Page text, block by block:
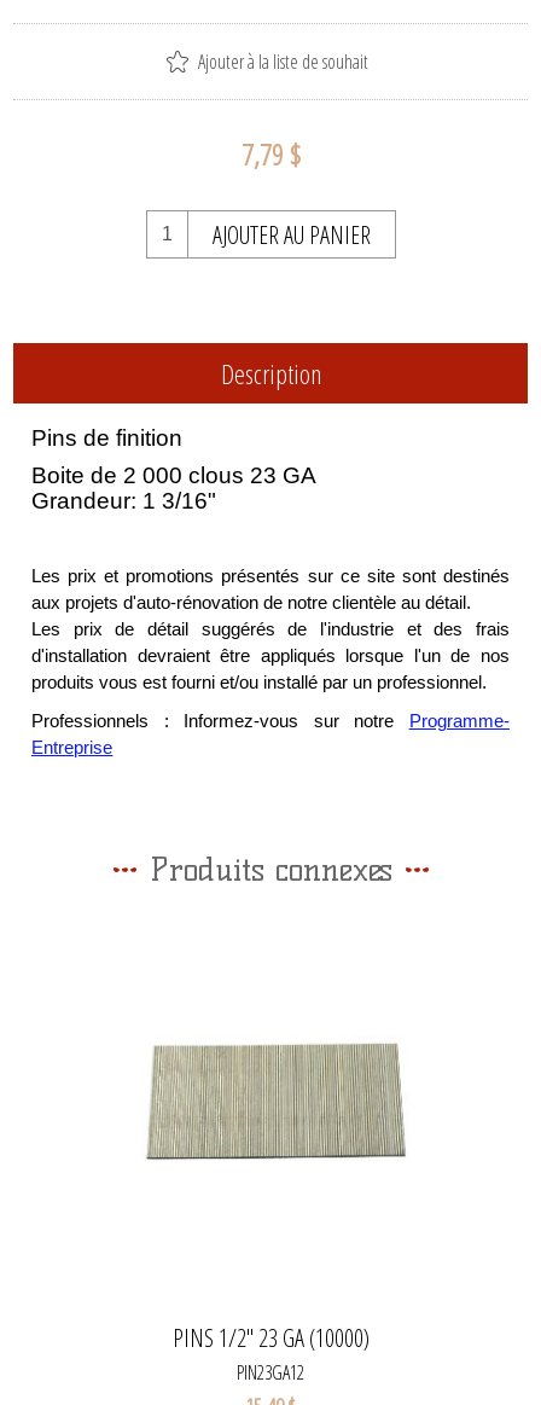
Ajouter à la liste de souhait
7,79 $
AJOUTER AU PANIER
Description
Pins de finition
Boite de 2 000 clous 23 GA
Grandeur: 1 3/16"
Les prix et promotions présentés sur ce site sont destinés
aux projets d'auto-rénovation de notre clientèle au détail.
Les prix de détail suggérés de l'industrie et des frais
d'installation devraient être appliqués lorsque l'un de nos
produits vous est fourni et/ou installé par un professionnel.
Professionnels : Informez-vous sur notre
Programme-
Entreprise
Produits connexes
PINS 1/2" 23 GA (10000)
PIN23GA12